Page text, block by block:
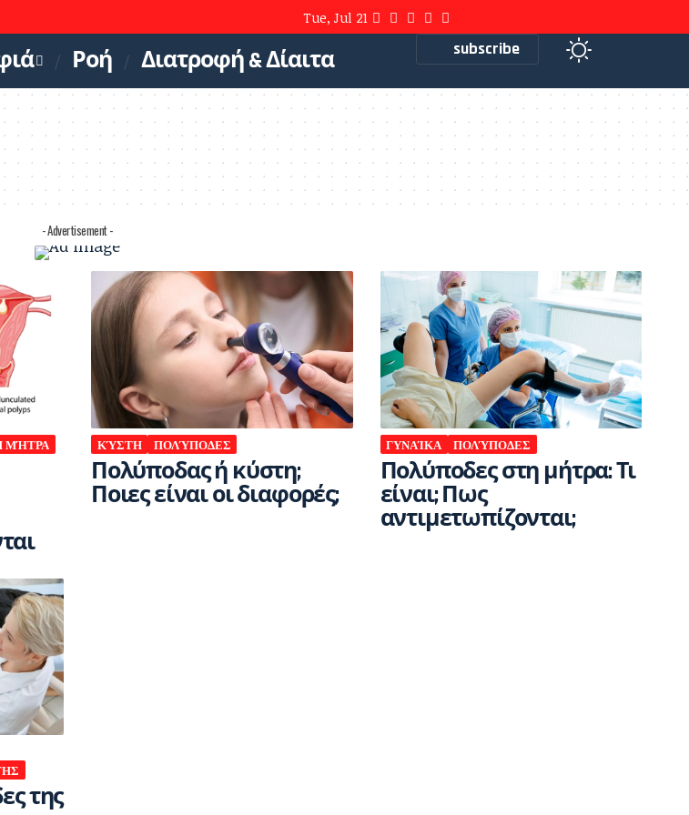
Tue, Jul 21
Ροή Διατροφή & Δίαιτα subscribe
- Advertisement -
ΜΉΤΡΑ ΚΎΣΤΗ ΠΟΛΎΠΟΔΕΣ
Πολύποδας ή κύστη;
Ποιες είναι οι διαφορές;
ΓΥΝΑΊΚΑ ΠΟΛΎΠΟΔΕΣ
Πολύποδες στη μήτρα: Τι
είναι; Πως
αντιμετωπίζονται;
της